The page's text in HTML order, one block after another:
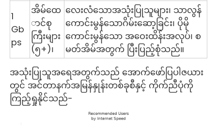
1
Gb
ps
အိမ်ထေ
ာင်စု
ကြီးများ
(၅+)၊
လေးလံသောအသုံးပြုသူများ၊ သာလွန်
ကောင်းမွန်သောဂိမ်းဆော့ခြင်း၊ ပိုမို
ကောင်းမွန်သော အဝေးထိန်းအလုပ်၊ စ
မတ်အိမ်အတွက် ပြီးပြည့်စုံသည်။
အသုံးပြုသူအရေအတွက်သည် အောက်ဖော်ပြပါဇယား
တွင် အင်တာနက်အမြန်နှုန်းတစ်ခုစီနှင့် ကိုက်ညီပုံကို
ကြည့်ရှုနိုင်သည်-